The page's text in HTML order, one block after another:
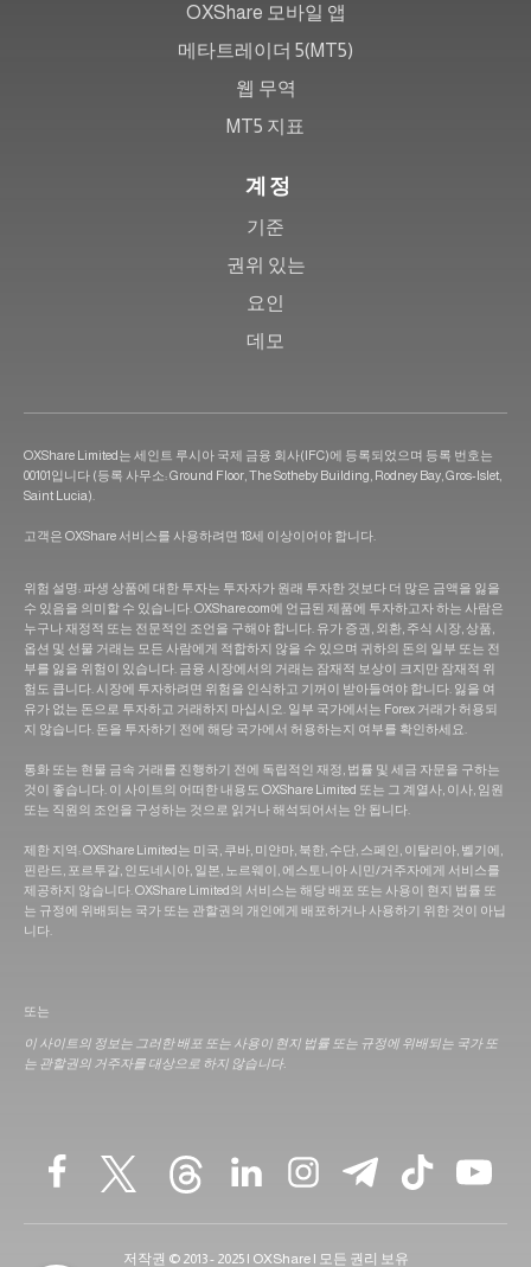
OXShare 모바일 앱
메타트레이더 5(MT5)
웹 무역
MT5 지표
계정
기준
권위 있는
요인
데모
OXShare Limited는 세인트 루시아 국제 금융 회사(IFC)에 등록되었으며 등록 번호는
00101입니다 (등록 사무소: Ground Floor, The Sotheby Building, Rodney Bay, Gros-Islet,
Saint Lucia).
고객은 OXShare 서비스를 사용하려면 18세 이상이어야 합니다.
위험 설명: 파생 상품에 대한 투자는 투자자가 원래 투자한 것보다 더 많은 금액을 잃을
수 있음을 의미할 수 있습니다. OXShare.com에 언급된 제품에 투자하고자 하는 사람은
누구나 재정적 또는 전문적인 조언을 구해야 합니다. 유가 증권, 외환, 주식 시장, 상품,
옵션 및 선물 거래는 모든 사람에게 적합하지 않을 수 있으며 귀하의 돈의 일부 또는 전
부를 잃을 위험이 있습니다. 금융 시장에서의 거래는 잠재적 보상이 크지만 잠재적 위
험도 큽니다. 시장에 투자하려면 위험을 인식하고 기꺼이 받아들여야 합니다. 잃을 여
유가 없는 돈으로 투자하고 거래하지 마십시오. 일부 국가에서는 Forex 거래가 허용되
지 않습니다. 돈을 투자하기 전에 해당 국가에서 허용하는지 여부를 확인하세요.
통화 또는 현물 금속 거래를 진행하기 전에 독립적인 재정, 법률 및 세금 자문을 구하는
것이 좋습니다. 이 사이트의 어떠한 내용도 OXShare Limited 또는 그 계열사, 이사, 임원
또는 직원의 조언을 구성하는 것으로 읽거나 해석되어서는 안 됩니다.
제한 지역: OXShare Limited는 미국, 쿠바, 미얀마, 북한, 수단, 스페인, 이탈리아, 벨기에,
핀란드, 포르투갈, 인도네시아, 일본, 노르웨이, 에스토니아 시민/거주자에게 서비스를
제공하지 않습니다. OXShare Limited의 서비스는 해당 배포 또는 사용이 현지 법률 또
는 규정에 위배되는 국가 또는 관할권의 개인에게 배포하거나 사용하기 위한 것이 아닙
니다.
또는
이 사이트의 정보는 그러한 배포 또는 사용이 현지 법률 또는 규정에 위배되는 국가 또
는 관할권의 거주자를 대상으로 하지 않습니다.
저작권 © 2013 - 2025 | OXShare | 모든 권리 보유